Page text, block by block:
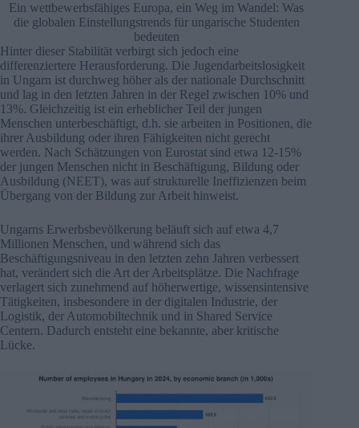
Ein wettbewerbsfähiges Europa, ein Weg im Wandel: Was
die globalen Einstellungstrends für ungarische Studenten
bedeuten
Hinter dieser Stabilität verbirgt sich jedoch eine
differenziertere Herausforderung. Die Jugendarbeitslosigkeit
in Ungarn ist durchweg höher als der nationale Durchschnitt
und lag in den letzten Jahren in der Regel zwischen 10% und
13%. Gleichzeitig ist ein erheblicher Teil der jungen
Menschen unterbeschäftigt, d.h. sie arbeiten in Positionen, die
ihrer Ausbildung oder ihren Fähigkeiten nicht gerecht
werden. Nach Schätzungen von Eurostat sind etwa 12-15%
der jungen Menschen nicht in Beschäftigung, Bildung oder
Ausbildung (NEET), was auf strukturelle Ineffizienzen beim
Übergang von der Bildung zur Arbeit hinweist.
Ungarns Erwerbsbevölkerung beläuft sich auf etwa 4,7
Millionen Menschen, und während sich das
Beschäftigungsniveau in den letzten zehn Jahren verbessert
hat, verändert sich die Art der Arbeitsplätze. Die Nachfrage
verlagert sich zunehmend auf höherwertige, wissensintensive
Tätigkeiten, insbesondere in der digitalen Industrie, der
Logistik, der Automobiltechnik und in Shared Service
Centern. Dadurch entsteht eine bekannte, aber kritische
Lücke.